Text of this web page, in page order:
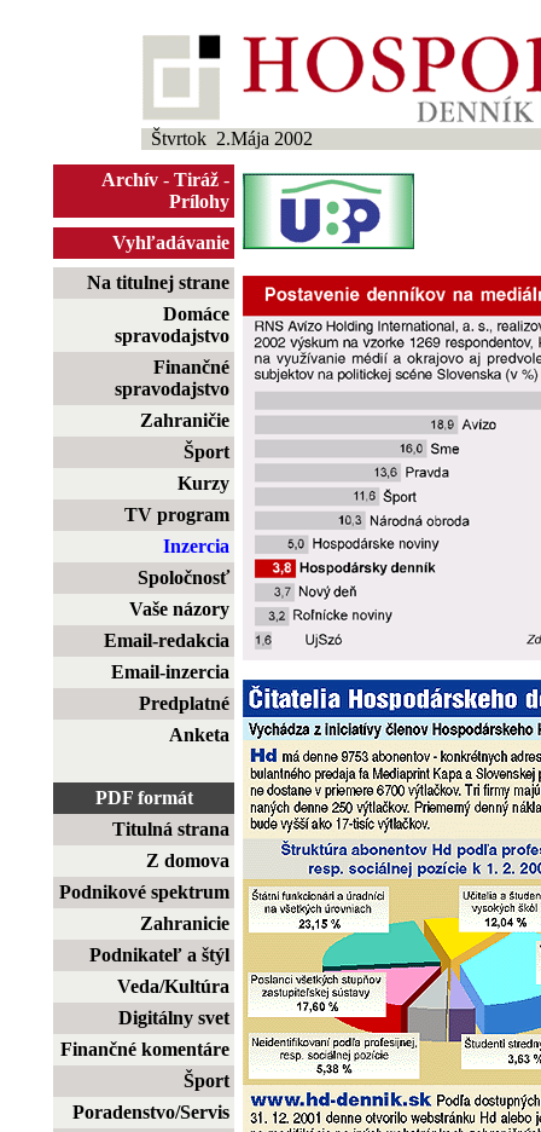
Štvrtok 2.Mája 2002
Archív - Tiráž -
Prílohy
Vyhľadávanie
Na titulnej strane
Domáce
spravodajstvo
Finančné
spravodajstvo
Zahraničie
Šport
Kurzy
TV program
Inzercia
Spoločnosť
Vaše názory
Email-redakcia
Email-inzercia
Predplatné
Anketa
PDF formát
Titulná strana
Z domova
Podnikové spektrum
Zahranicie
Podnikateľ a štýl
Veda/Kultúra
Digitálny svet
Finančné komentáre
Šport
Poradenstvo/Servis